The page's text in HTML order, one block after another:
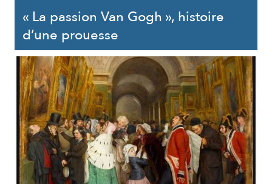
« La passion Van Gogh », histoire
d’une prouesse